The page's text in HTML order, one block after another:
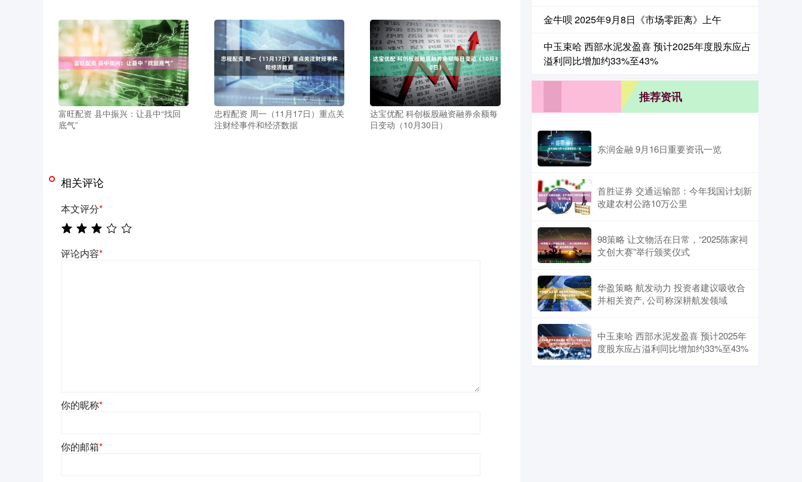
富旺配资 县中振兴：让县中“找回
底气”
忠程配资 周一（11月17日）重点关
注财经事件和经济数据
达宝优配 科创板股融资融券余额每
日变动（10月30日）
相关评论
本文评分*
评论内容*
你的昵称*
你的邮箱*
金牛呗 2025年9月8日《市场零距离》上午
中玉束哈 西部水泥发盈喜 预计2025年度股东应占
溢利同比增加约33%至43%
推荐资讯
东润金融 9月16日重要资讯一览
首胜证券 交通运输部：今年我国计划新
改建农村公路10万公里
98策略 让文物活在日常，“2025陈家祠
文创大赛”举行颁奖仪式
华盈策略 航发动力 投资者建议吸收合
并相关资产, 公司称深耕航发领域
中玉束哈 西部水泥发盈喜 预计2025年
度股东应占溢利同比增加约33%至43%